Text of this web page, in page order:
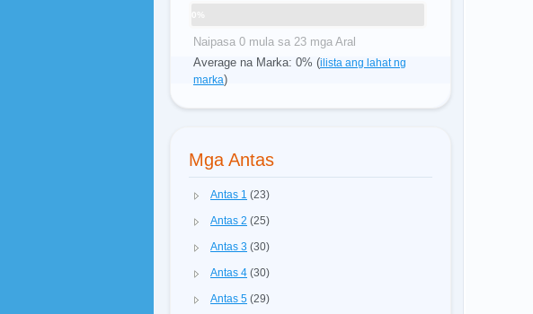
0%
Naipasa 0 mula sa 23 mga Aral
Average na Marka: 0% (ilista ang lahat ng
marka)
Mga Antas
Antas 1 (23)
Antas 2 (25)
Antas 3 (30)
Antas 4 (30)
Antas 5 (29)